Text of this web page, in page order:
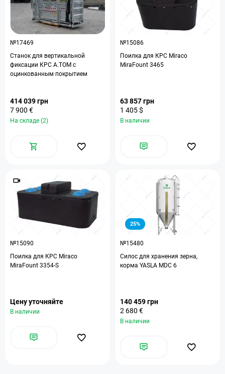
№17469
Станок для вертикальной
фиксации КРС A.ТОМ с
оцинкованным покрытием
414 039 грн
7 900 €
На складе (2)
№15086
Поилка для КРС Miraco
MiraFount 3465
63 857 грн
1 405 $
В наличии
№15090
Поилка для КРС Miraco
MiraFount 3354-S
Цену уточняйте
В наличии
25%
№15480
Силос для хранения зерна,
корма YASLA MDC 6
140 459 грн
2 680 €
В наличии